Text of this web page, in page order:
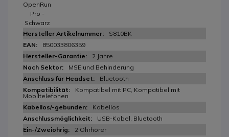
OpenRun
Pro -
Schwarz
S810BK
850033806359
2 Jahre
MSE und Behinderung
Bluetooth
Kompatibel mit PC, Kompatibel mit
Mobiltelefonen
Kabellos
USB-Kabel, Bluetooth
2 Ohrhörer